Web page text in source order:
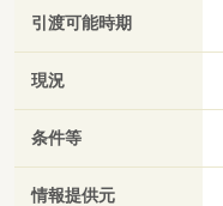
引渡可能時期
現況
条件等
情報提供元